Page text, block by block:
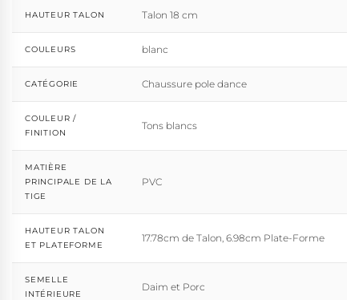
HAUTEUR TALON Talon 18 cm
COULEURS blanc
CATÉGORIE Chaussure pole dance
COULEUR /
FINITION
Tons blancs
MATIÈRE
PRINCIPALE DE LA
TIGE
PVC
HAUTEUR TALON
ET PLATEFORME
17.78cm de Talon, 6.98cm Plate-Forme
SEMELLE
INTÉRIEURE
Daim et Porc